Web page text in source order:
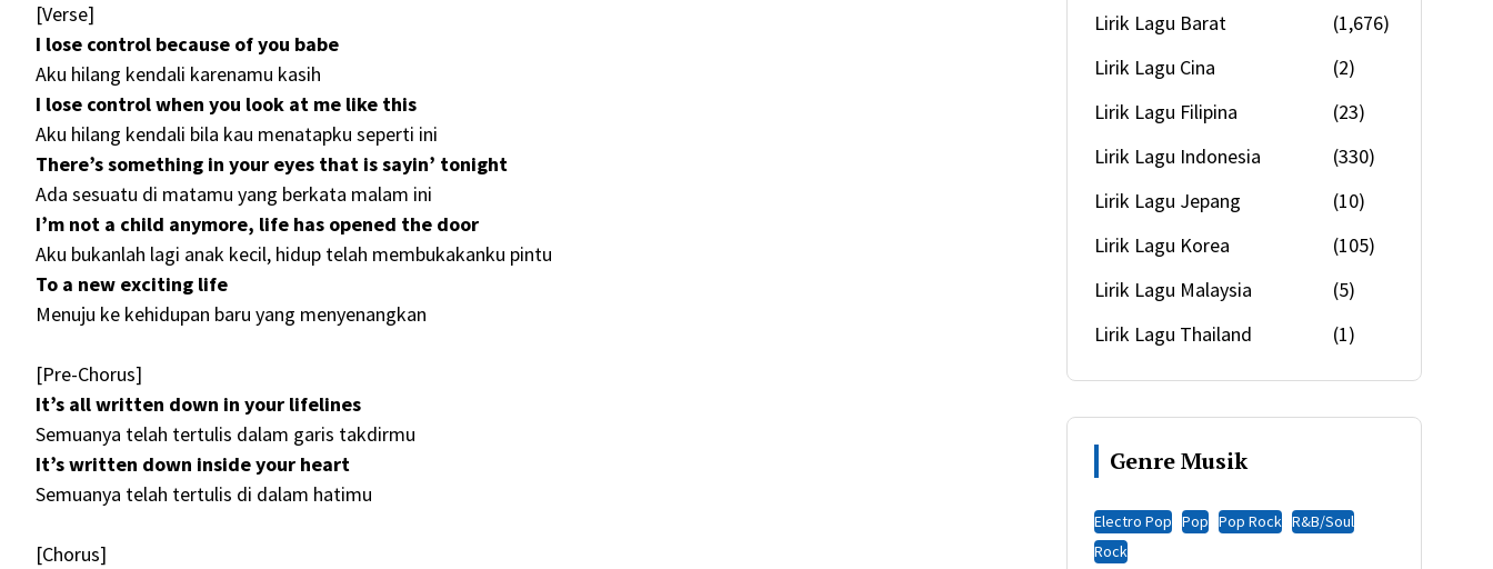
[Verse]
I lose control because of you babe
Aku hilang kendali karenamu kasih
I lose control when you look at me like this
Aku hilang kendali bila kau menatapku seperti ini
There’s something in your eyes that is sayin’ tonight
Ada sesuatu di matamu yang berkata malam ini
I’m not a child anymore, life has opened the door
Aku bukanlah lagi anak kecil, hidup telah membukakanku pintu
To a new exciting life
Menuju ke kehidupan baru yang menyenangkan
[Pre-Chorus]
It’s all written down in your lifelines
Semuanya telah tertulis dalam garis takdirmu
It’s written down inside your heart
Semuanya telah tertulis di dalam hatimu
[Chorus]
Lirik Lagu Barat
(1,676)
Lirik Lagu Cina
(2)
Lirik Lagu Filipina
(23)
Lirik Lagu Indonesia
(330)
Lirik Lagu Jepang
(10)
Lirik Lagu Korea
(105)
Lirik Lagu Malaysia
(5)
Lirik Lagu Thailand
(1)
Genre Musik
Electro Pop Pop Pop Rock R&B/Soul
Rock